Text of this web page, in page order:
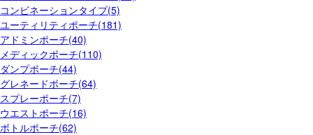
コンビネーションタイプ(5)
ユーティリティポーチ(181)
アドミンポーチ(40)
メディックポーチ(110)
ダンプポーチ(44)
グレネードポーチ(64)
スプレーポーチ(7)
ウエストポーチ(16)
ボトルポーチ(62)